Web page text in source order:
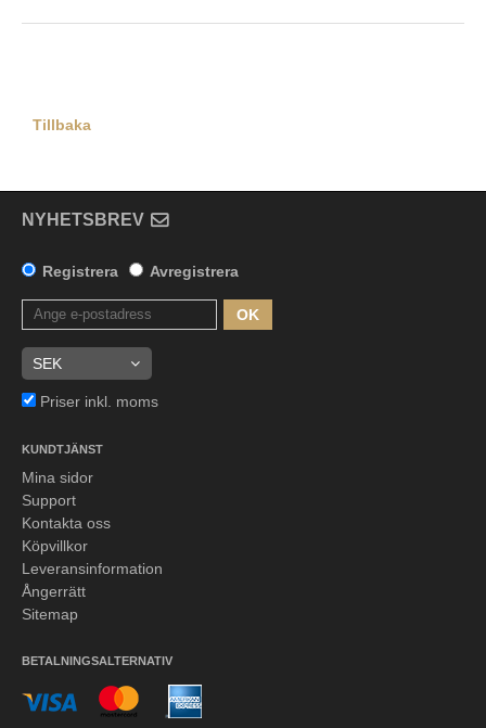
Tillbaka
NYHETSBREV
Registrera Avregistrera
OK
Priser inkl. moms
KUNDTJÄNST
Mina sidor
Support
Kontakta oss
Köpvillkor
Leveransinformation
Ångerrätt
Sitemap
BETALNINGSALTERNATIV